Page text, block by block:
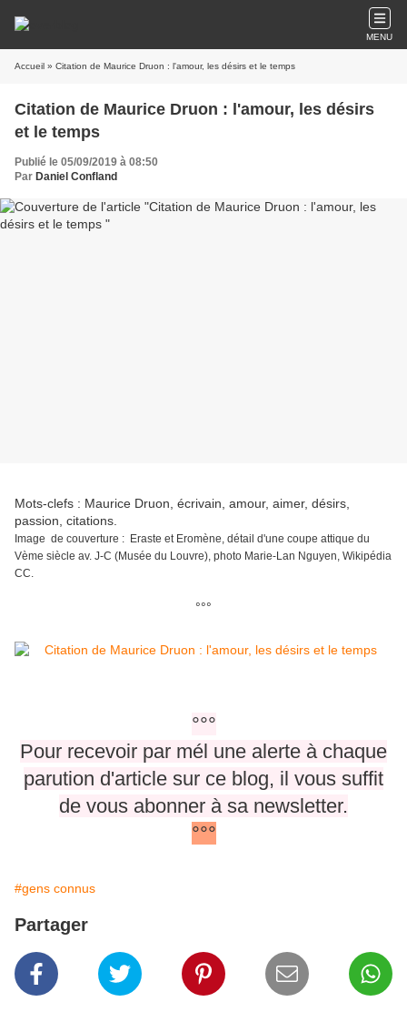
MENU
Accueil » Citation de Maurice Druon : l'amour, les désirs et le temps
Citation de Maurice Druon : l'amour, les désirs
et le temps
Publié le 05/09/2019 à 08:50
Par Daniel Confland
Mots-clefs : Maurice Druon, écrivain, amour, aimer, désirs,
passion, citations.
Image de couverture : Eraste et Eromène, détail d'une coupe attique du
Vème siècle av. J-C (Musée du Louvre), photo Marie-Lan Nguyen, Wikipédia
CC.
°°°
°°°
Pour recevoir par mél une alerte à chaque
parution d'article sur ce blog, il vous suffit
de vous abonner à sa newsletter.
°°°
#gens connus
Partager